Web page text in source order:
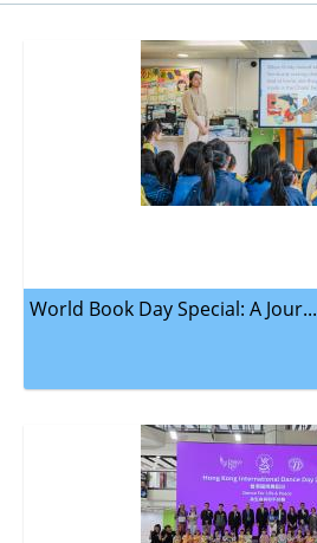
World Book Day Special: A Jour...